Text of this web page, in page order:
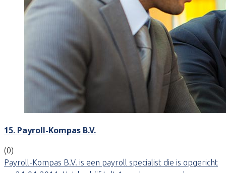
15. Payroll-Kompas B.V.
(0)
Payroll-Kompas B.V. is een payroll specialist die is opgericht